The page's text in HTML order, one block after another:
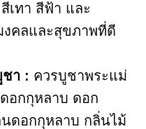
เทา สีฟ้า และ
งคลและสุขภาพที่ดี
ชา​ : ควรบูชาพระแม่
อกกุหลาบ ดอก
ดอกกุหลาบ กลิ่นไม้